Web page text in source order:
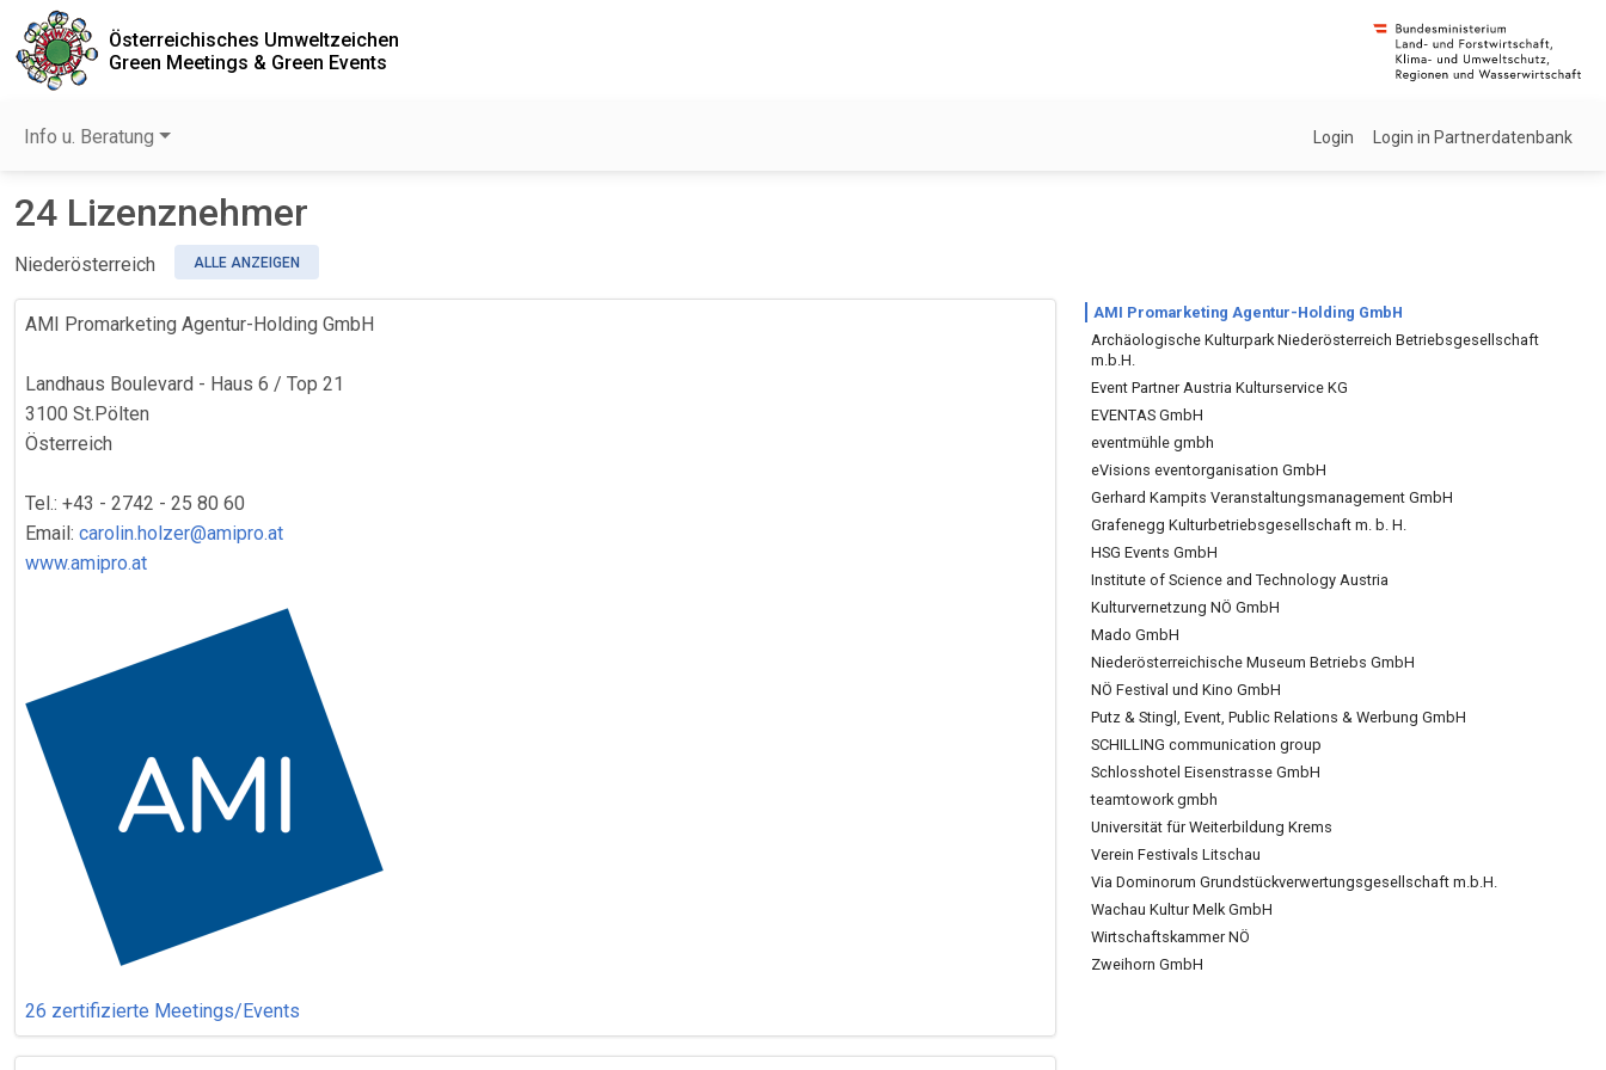
Österreichisches Umweltzeichen
Green Meetings & Green Events
Info u. Beratung Login Login in Partnerdatenbank
24 Lizenznehmer
Niederösterreich ALLE ANZEIGEN
AMI Promarketing Agentur-Holding GmbH
Landhaus Boulevard - Haus 6 / Top 21
3100 St.Pölten
Österreich
Tel.: +43 - 2742 - 25 80 60
Email: carolin.holzer@amipro.at
www.amipro.at
26 zertifizierte Meetings/Events
AMI Promarketing Agentur-Holding GmbH
Archäologische Kulturpark Niederösterreich Betriebsgesellschaft
m.b.H.
Event Partner Austria Kulturservice KG
EVENTAS GmbH
eventmühle gmbh
eVisions eventorganisation GmbH
Gerhard Kampits Veranstaltungsmanagement GmbH
Grafenegg Kulturbetriebsgesellschaft m. b. H.
HSG Events GmbH
Institute of Science and Technology Austria
Kulturvernetzung NÖ GmbH
Mado GmbH
Niederösterreichische Museum Betriebs GmbH
NÖ Festival und Kino GmbH
Putz & Stingl, Event, Public Relations & Werbung GmbH
SCHILLING communication group
Schlosshotel Eisenstrasse GmbH
teamtowork gmbh
Universität für Weiterbildung Krems
Verein Festivals Litschau
Via Dominorum Grundstückverwertungsgesellschaft m.b.H.
Wachau Kultur Melk GmbH
Wirtschaftskammer NÖ
Zweihorn GmbH